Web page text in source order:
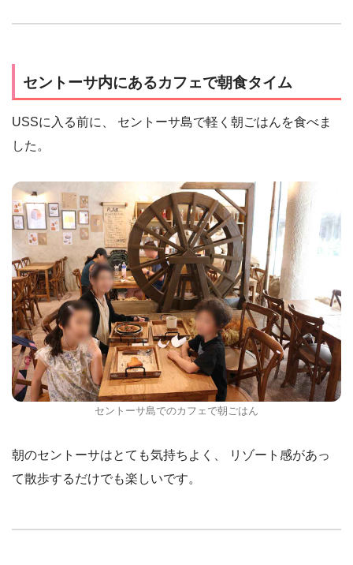
セントーサ内にあるカフェで朝食タイム
USSに入る前に、 セントーサ島で軽く朝ごはんを食べま
した。
セントーサ島でのカフェで朝ごはん
朝のセントーサはとても気持ちよく、 リゾート感があっ
て散歩するだけでも楽しいです。